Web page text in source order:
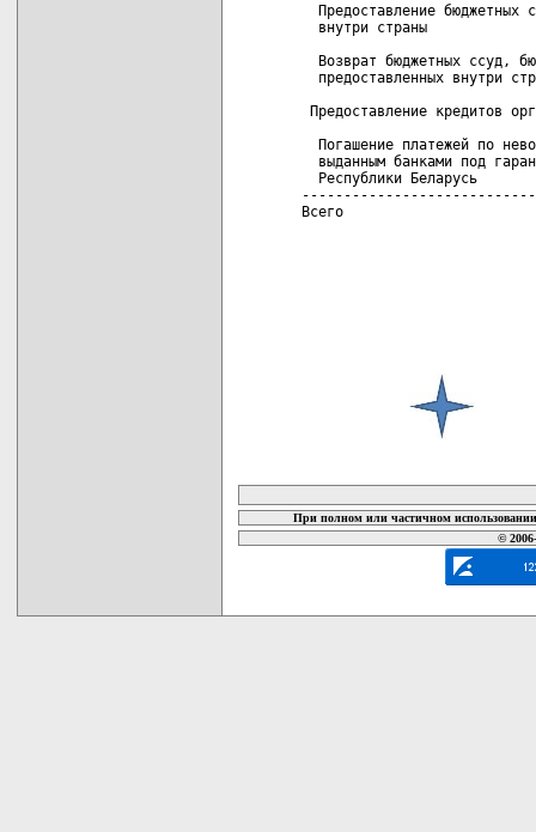
Предоставление бюджетных
  внутри страны
Возврат бюджетных ссуд,
предоставленных внутри
Предоставление
Погашение платежей по
выданным банками под
  Республики Беларусь
Всего
При полном или частичном
©